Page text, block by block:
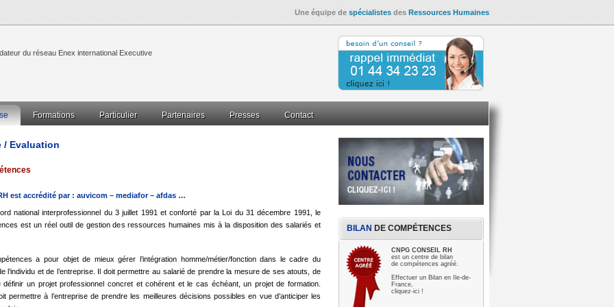
Une équipe de spécialistes des Ressources Humaines
du réseau Enex international Executive
Formations Particulier Partenaires Presses Contact
Evaluation Graphologie Expertise en écritures
distances Séminaires RH
Conseil – Assistance – Externalisation de la fonction RHAmélioration du climat social par l’écoute
performance managériale et commerciale – coaching
Bilan « 3 tests » Bilan de carrière Bilan de compétences Assistance au Recrutement
Evaluation Psychotechnique
Grapho-tel Bilan « 3 tests »
Analyse transactionnelle
détermine Comment faire ? Demande d’analyse
/ Evaluation
est accrédité par : auvicom – mediafor – afdas …
national interprofessionnel du 3 juillet 1991 et conforté par la Loi du 31 décembre 1991, le
est un réel outil de gestion des ressources humaines mis à la disposition des salariés et
a pour objet de mieux gérer l’intégration homme/métier/fonction dans le cadre du
l’individu et de l’entreprise. Il doit permettre au salarié de prendre la mesure de ses atouts, de
un projet professionnel concret et cohérent et le cas échéant, un projet de formation.
permettre à l’entreprise de prendre les meilleures décisions possibles en vue d’anticiper les
BILAN DE COMPÉTENCES
CNPG CONSEIL RH
est un centre de bilan
de compétences agréé.
Effectuer un Bilan en Ile-de-
France,
cliquez-ici !